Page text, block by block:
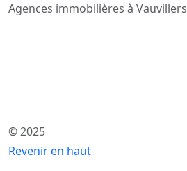
Agences immobilières à Vauvillers
© 2025
Revenir en haut